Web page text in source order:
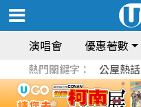
演唱會 優惠著數
熱門關鍵字： 公屋熱話